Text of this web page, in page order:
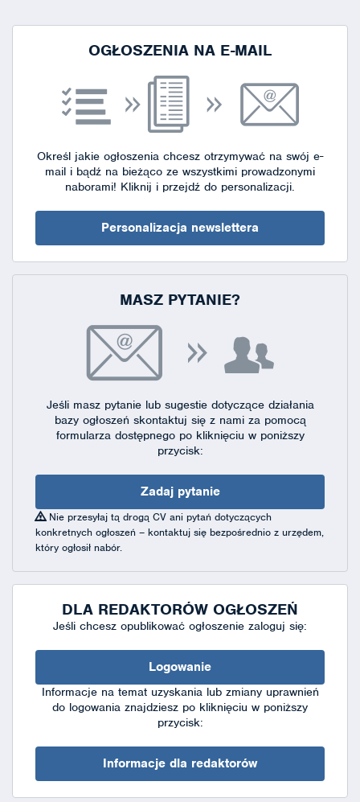
OGŁOSZENIA NA E-MAIL
Określ jakie ogłoszenia chcesz otrzymywać na swój e-
mail i bądź na bieżąco ze wszystkimi prowadzonymi
naborami! Kliknij i przejdź do personalizacji.
Personalizacja newslettera
MASZ PYTANIE?
Jeśli masz pytanie lub sugestie dotyczące działania
bazy ogłoszeń skontaktuj się z nami za pomocą
formularza dostępnegopo kliknięciu w poniższy
przycisk:
Zadaj pytanie
Nie przesyłaj tą drogą CV ani pytań dotyczących
konkretnych ogłoszeń – kontaktuj się bezpośrednio z urzędem,
który ogłosił nabór.
DLA REDAKTORÓW OGŁOSZEŃ
Jeśli chcesz opublikować ogłoszenie zaloguj się:
Logowanie
Informacje na temat uzyskania lub zmiany uprawnień
do logowania znajdziesz po kliknięciu w poniższy
przycisk:
Informacje dla redaktorów